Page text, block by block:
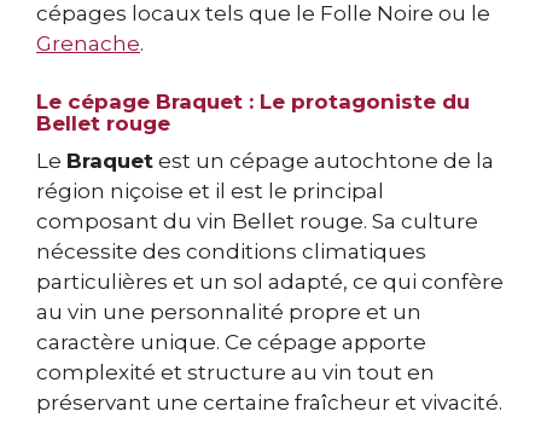
cépages locaux tels que le Folle Noire ou le
Grenache.
Le cépage Braquet : Le protagoniste du
Bellet rouge
Le Braquet est un cépage autochtone de la
région niçoise et il est le principal
composant du vin Bellet rouge. Sa culture
nécessite des conditions climatiques
particulières et un sol adapté, ce qui confère
au vin une personnalité propre et un
caractère unique. Ce cépage apporte
complexité et structure au vin tout en
préservant une certaine fraîcheur et vivacité.